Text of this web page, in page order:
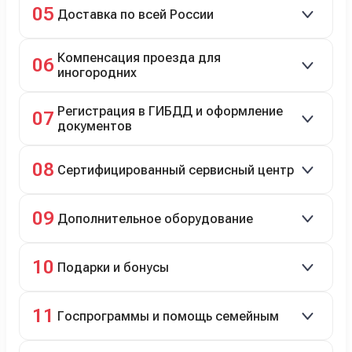
05 Доставка по всей России
06 Компенсация проезда для
иногородних
07 Регистрация в ГИБДД и оформление
документов
08 Сертифицированный сервисный центр
технический ремонт.
09 Дополнительное оборудование
10 Подарки и бонусы
программе лояльности.
11 Госпрограммы и помощь семейным